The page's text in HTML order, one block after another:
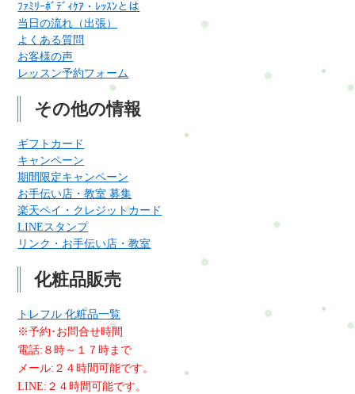
ﾌｧﾐﾘｰﾎﾞﾃﾞｨｹｱ・ﾚｯｽﾝとは
当日の流れ（出張）
よくある質問
お客様の声
レッスン予約フォーム
その他の情報
ギフトカード
キャンペーン
期間限定キャンペーン
お手伝い店・教室 募集
楽天ペイ・クレジットカード
LINEスタンプ
リンク・お手伝い店・教室
化粧品販売
トレフル 化粧品一覧
※予約･お問合せ時間
電話:８時～１７時まで
メール:２４時間可能です。
LINE:２４時間可能です。